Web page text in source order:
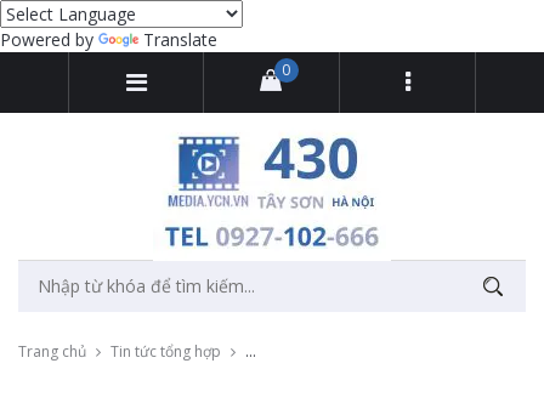
Powered by Translate
0
Trang chủ Tin tức tổng hợp Chàng trai 9X vẽ tranh bằng cà phê “siêu